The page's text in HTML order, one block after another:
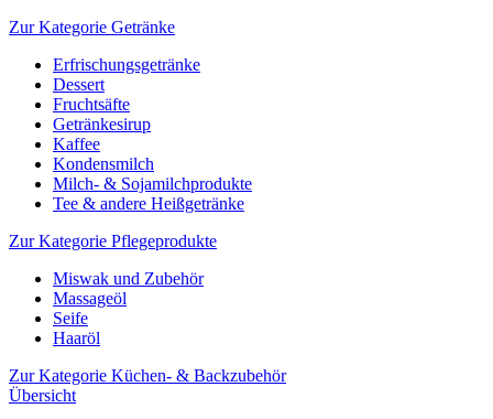
Zur Kategorie Getränke
Erfrischungsgetränke
Dessert
Fruchtsäfte
Getränkesirup
Kaffee
Kondensmilch
Milch- & Sojamilchprodukte
Tee & andere Heißgetränke
Zur Kategorie Pflegeprodukte
Miswak und Zubehör
Massageöl
Seife
Haaröl
Zur Kategorie Küchen- & Backzubehör
Übersicht